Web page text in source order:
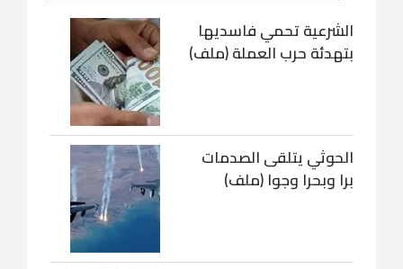
الشرعية تحمي فاسديها
بتهدئة حرب العملة (ملف)
الحوثي يتلقى الصدمات
برا وبحرا وجوا (ملف)